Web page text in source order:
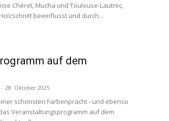
Chéret, Mucha und Toulouse-Lautrec,
beeinflusst und durch...
auf dem
- 28. Oktober 2025
schönsten Farbenpracht - und ebenso
Veranstaltungsprogramm auf dem